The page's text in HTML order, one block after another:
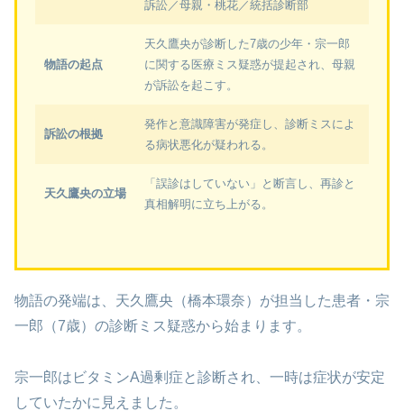
訴訟／母親・桃花／統括診断部
物語の起点
天久鷹央が診断した7歳の少年・宗一郎
に関する医療ミス疑惑が提起され、母親
が訴訟を起こす。
訴訟の根拠
発作と意識障害が発症し、診断ミスによ
る病状悪化が疑われる。
天久鷹央の立場
「誤診はしていない」と断言し、再診と
真相解明に立ち上がる。
物語の発端は、天久鷹央（橋本環奈）が担当した患者・宗
一郎（7歳）の診断ミス疑惑から始まります。
宗一郎はビタミンA過剰症と診断され、一時は症状が安定
していたかに見えました。